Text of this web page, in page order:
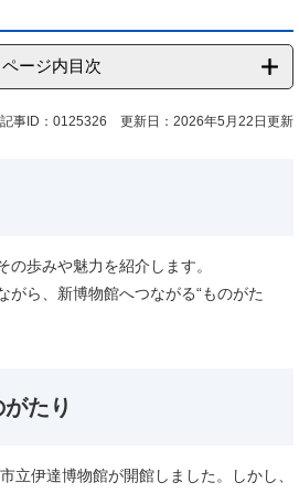
ページ内目次
記事ID：0125326 更新日：2026年5月22日更新
歩みや魅力を紹介します。
がら、新博物館へつながる“ものがた
たり
立伊達博物館が開館しました。しかし、